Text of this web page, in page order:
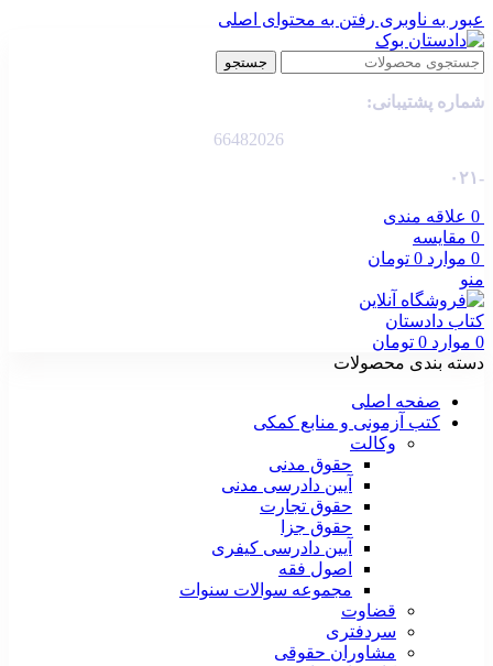
عبور به ناوبری رفتن به محتوای اصلی
جستجو
شماره پشتیبانی:
66482026
-۰۲۱
0 علاقه مندی
0 مقایسه
0 موارد 0 تومان
منو
0 موارد 0 تومان
دسته بندی محصولات
صفحه اصلی
کتب آزمونی و منابع کمکی
وکالت
حقوق مدنی
آیین دادرسی مدنی
حقوق تجارت
حقوق جزا
آیین دادرسی کیفری
اصول فقه
مجموعه سوالات سنوات
قضاوت
سردفتری
مشاوران حقوقی